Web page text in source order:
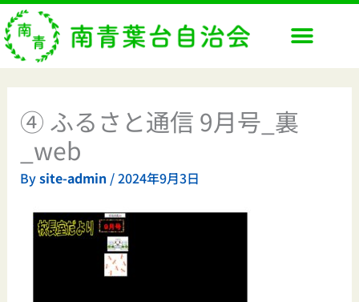
内
容
を
ス
キ
④ ふるさと通信 9月号_裏
_web
Bysite-admin /2024年9月3日